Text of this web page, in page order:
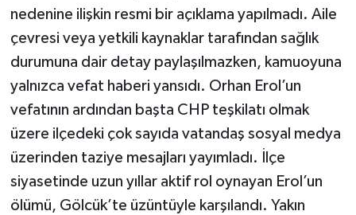
nedenine ilişkin resmi bir açıklama yapılmadı. Aile
çevresi veya yetkili kaynaklar tarafından sağlık
durumuna dair detay paylaşılmazken, kamuoyuna
yalnızca vefat haberi yansıdı. Orhan Erol’un
vefatının ardından başta CHP teşkilatı olmak
üzere ilçedeki çok sayıda vatandaş sosyal medya
üzerinden taziye mesajları yayımladı. İlçe
siyasetinde uzun yıllar aktif rol oynayan Erol’un
ölümü, Gölcük’te üzüntüyle karşılandı. Yakın